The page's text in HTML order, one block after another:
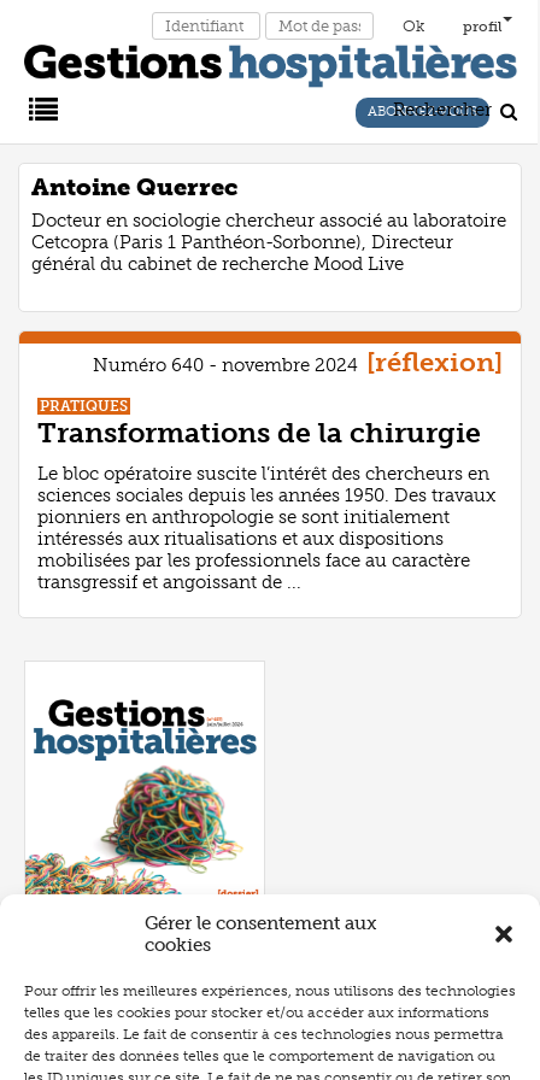
Gérer le consentement aux
cookies
Pour offrir les meilleures expériences, nous utilisons des technologies
telles que les cookies pour stocker et/ou accéder aux informations
des appareils. Le fait de consentir à ces technologies nous permettra
de traiter des données telles que le comportement de navigation ou
profil
Main
Menu
ABONNEZ-VOUS
Rechercher
Antoine Querrec
Docteur en sociologie chercheur associé au laboratoire
Cetcopra (Paris 1 Panthéon-Sorbonne), Directeur
général du cabinet de recherche Mood Live
Numéro 640 - novembre 2024 [réflexion]
PRATIQUES
Transformations de la chirurgie
Le bloc opératoire suscite l’intérêt des chercheurs en
sciences sociales depuis les années 1950. Des travaux
pionniers en anthropologie se sont initialement
intéressés aux ritualisations et aux dispositions
mobilisées par les professionnels face au caractère
transgressif et angoissant de ...
Numéro 657- juin 2026